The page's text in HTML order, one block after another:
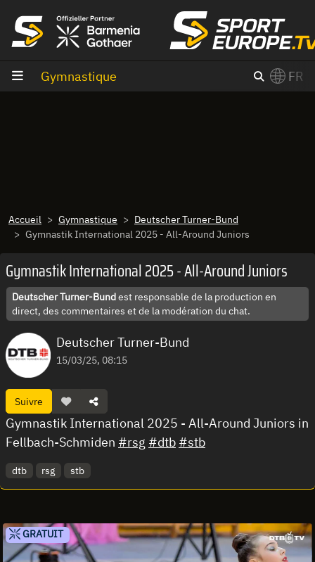
Gymnastique FR
Accueil Gymnastique
Deutscher Turner-Bund
Gymnastik International 2025 - All-Around Juniors
Gymnastik International 2025 - All-Around Juniors
Deutscher Turner-Bundest responsable de la production en
direct, des commentaires et de la modération du chat.
Deutscher Turner-Bund
15/03/25, 08:15
Suivre
Gymnastik International 2025 - All-Around Juniors in
Fellbach-Schmiden #rsg #dtb #stb
dtb rsg stb
GRATUIT